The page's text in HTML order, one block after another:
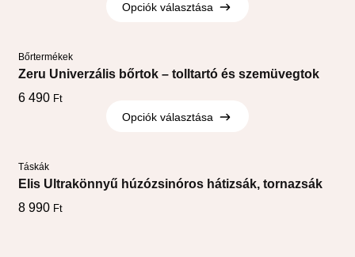
Opciók választása
Bőrtermékek
Zeru Univerzális bőrtok – tolltartó és szemüvegtok
6 490 Ft
Opciók választása
Táskák
Elis Ultrakönnyű húzózsinóros hátizsák, tornazsák
8 990 Ft